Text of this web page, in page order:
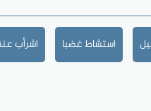
استشاط غضبا اشرأب